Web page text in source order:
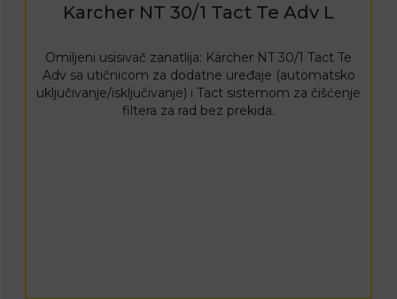
Karcher NT 30/1 Tact Te Adv L
Omiljeni usisivač zanatlija: Kärcher NT 30/1 Tact Te
Adv sa utičnicom za dodatne uređaje (automatsko
uključivanje/isključivanje) i Tact sistemom za čišćenje
filtera za rad bez prekida.